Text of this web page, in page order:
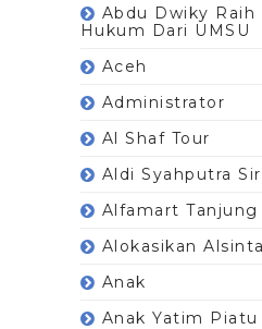
Abdu Dwiky Raih
Hukum Dari UMSU
Aceh
Administrator
Al Shaf Tour
Aldi Syahputra
Alfamart Tanjung
Alokasikan
Anak
Anak Yatim Piatu